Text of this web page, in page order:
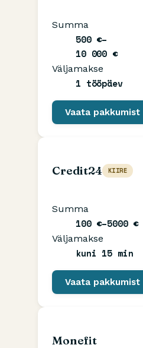
Summa
500 €–
10 000 €
Väljamakse
1 tööpäev
Vaata pakkumist
Credit24 KIIRE
Summa
100 €–5000 €
Väljamakse
kuni 15 min
Vaata pakkumist
Monefit